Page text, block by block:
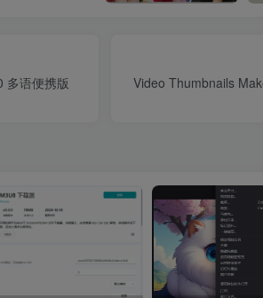
多语便携版
Video Thumbnails